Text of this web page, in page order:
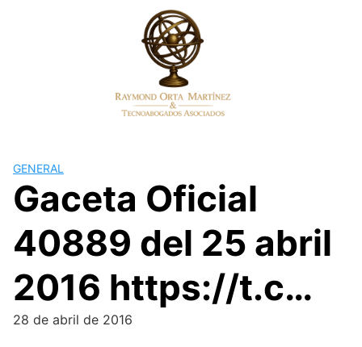
GENERAL
Gaceta Oficial
40889 del 25 abril
2016 https://t.c…
28 de abril de 2016